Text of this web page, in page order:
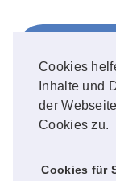
Cookies
Inhalte und
der
Cookies zu.
Cookies für
FOLLOW ME!
OUR PHOTOS!